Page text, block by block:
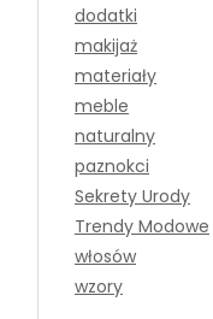
dodatki
makijaż
materiały
meble
naturalny
paznokci
Sekrety Urody
Trendy Modowe
włosów
wzory